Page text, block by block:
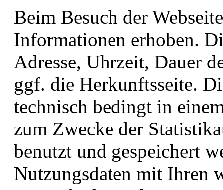
Beim Besuch der
Informationen erhoben.
Adresse, Uhrzeit, Dauer
ggf. die Herkunftsseite.
technisch bedingt in
zum Zwecke der
benutzt und gespeichert
Nutzungsdaten mit Ihren